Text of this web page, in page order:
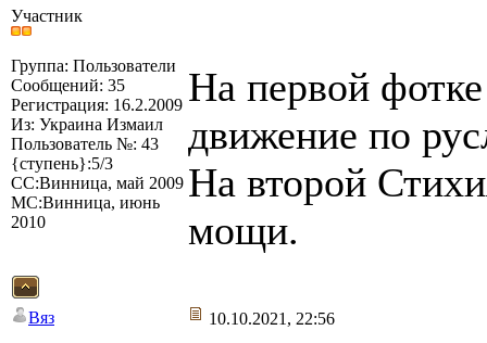
Участник
Группа: Пользователи
Сообщений: 35
Регистрация: 16.2.2009
Из: Украина Измаил
Пользователь №: 43
{ступень}:5/3
СС:Винница, май 2009
МС:Винница, июнь
2010
На первой
движение по
На второй
мощи.
Вяз 10.10.2021, 22:56